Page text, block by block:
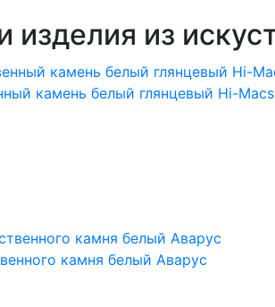
изделия из
камень белый глянцевый Hi-Macs
камня белый Аварус